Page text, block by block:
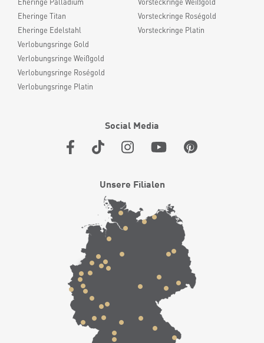
Eheringe Palladium
Eheringe Titan
Eheringe Edelstahl
Verlobungsringe Gold
Verlobungsringe Weißgold
Verlobungsringe Roségold
Verlobungsringe Platin
Vorsteckringe Weißgold
Vorsteckringe Roségold
Vorsteckringe Platin
Social Media
Unsere Filialen